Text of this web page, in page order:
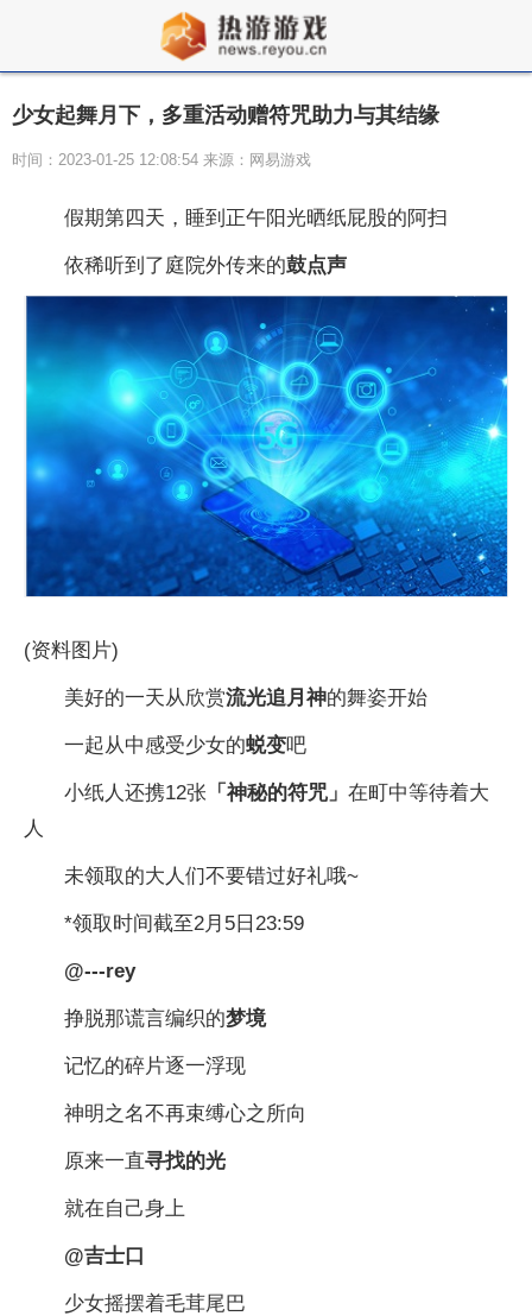
少女起舞月下，多重活动赠符咒助力与其结缘
时间：2023-01-25 12:08:54 来源：网易游戏
假期第四天，睡到正午阳光晒纸屁股的阿扫
依稀听到了庭院外传来的鼓点声
(资料图片)
美好的一天从欣赏流光追月神的舞姿开始
一起从中感受少女的蜕变吧
小纸人还携12张 「神秘的符咒」 在町中等待着大
人
未领取的大人们不要错过好礼哦~
*领取时间截至2月5日23:59
@---rey
挣脱那谎言编织的梦境
记忆的碎片逐一浮现
神明之名不再束缚心之所向
原来一直寻找的光
就在自己身上
@吉士口
少女摇摆着毛茸尾巴